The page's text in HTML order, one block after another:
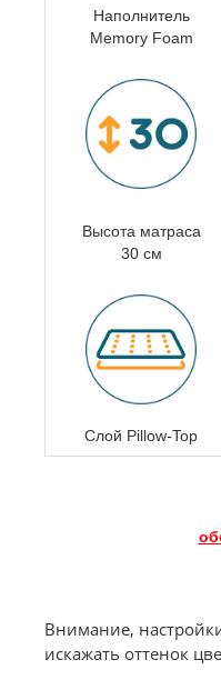
Наполнитель
Memory Foam
Высота матраса
30 см
Слой Pillow-Top
Внимание,
искажать оттенок